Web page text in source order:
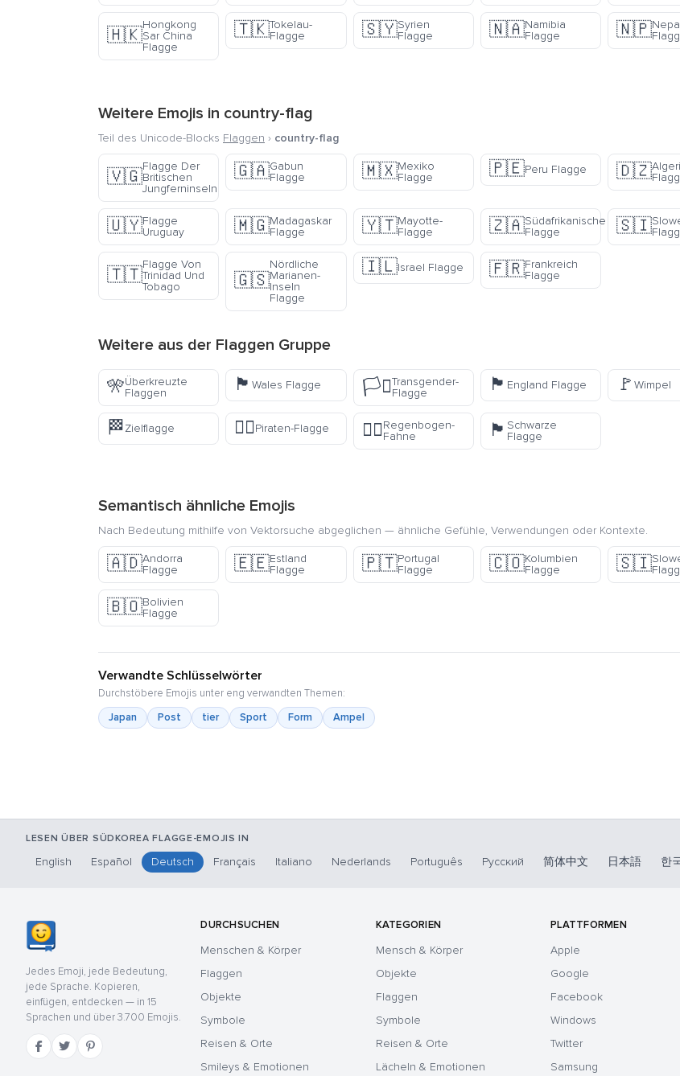
🇭🇰
Hongkong
Sar China
Flagge
🇹🇰Tokelau-
Flagge
🇸🇾Syrien
Flagge
🇳🇦Namibia
Flagge
🇳🇵
Weitere Emojis in country-flag
Teil des Unicode-Blocks Flaggen › country-flag
🇻🇬
Flagge Der
Britischen
Jungferninseln
🇬🇦Gabun
Flagge
🇲🇽Mexiko
Flagge
🇵🇪Peru Flagge 🇩🇿
🇺🇾Flagge
Uruguay
🇲🇬Madagaskar
Flagge
🇾🇹Mayotte-
Flagge
🇿🇦Südafrikanische
Flagge
🇸🇮
🇹🇹
Flagge Von
Trinidad Und
Tobago
🇬🇸
Nördliche
Marianen-
Inseln
Flagge
🇮🇱Israel Flagge 🇫🇷Frankreich
Flagge
Weitere aus der Flaggen Gruppe
🎌Überkreuzte
Flaggen
🏴󠁧󠁢󠁷󠁬󠁳󠁿Wales Flagge 🏳️‍⚧️Transgender-
Flagge
🏴󠁧󠁢󠁥󠁮󠁧󠁿 England Flagge 🚩Wimpel
🏁Zielflagge 🏴‍☠️Piraten-Flagge 🏳️‍🌈Regenbogen-
Fahne
🏴 Schwarze
Flagge
Semantisch ähnliche Emojis
Nach Bedeutung mithilfe von Vektorsuche abgeglichen — ähnliche Gefühle, Verwendungen oder Kontexte.
🇦🇩Andorra
Flagge
🇪🇪Estland
Flagge
🇵🇹Portugal
Flagge
🇨🇴Kolumbien
Flagge
🇸🇮
🇧🇴Bolivien
Flagge
Verwandte Schlüsselwörter
Durchstöbere Emojis unter eng verwandten Themen:
Japan
Post tier Sport Form Ampel
LESEN ÜBER SÜDKOREA FLAGGE-EMOJIS IN
English Español Deutsch Français Italiano Nederlands Português Русский 简体中文 日本語 한
Jedes Emoji, jede Bedeutung,
jede Sprache. Kopieren,
einfügen, entdecken — in 15
Sprachen und über 3.700 Emojis.
DURCHSUCHEN
Menschen & Körper
Flaggen
Objekte
Symbole
Reisen & Orte
Smileys & Emotionen
KATEGORIEN
Mensch & Körper
Objekte
Flaggen
Symbole
Reisen & Orte
Lächeln & Emotionen
PLATTFORMEN
Apple
Google
Facebook
Windows
Twitter
Samsung